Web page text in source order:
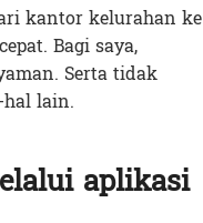
kantor kelurahan ke
Bagi saya,
Serta tidak
lain.
aplikasi